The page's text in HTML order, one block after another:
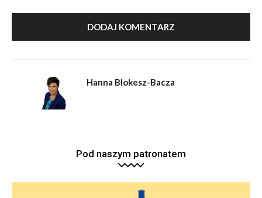
Hanna Blokesz-Bacza
Pod naszym patronatem